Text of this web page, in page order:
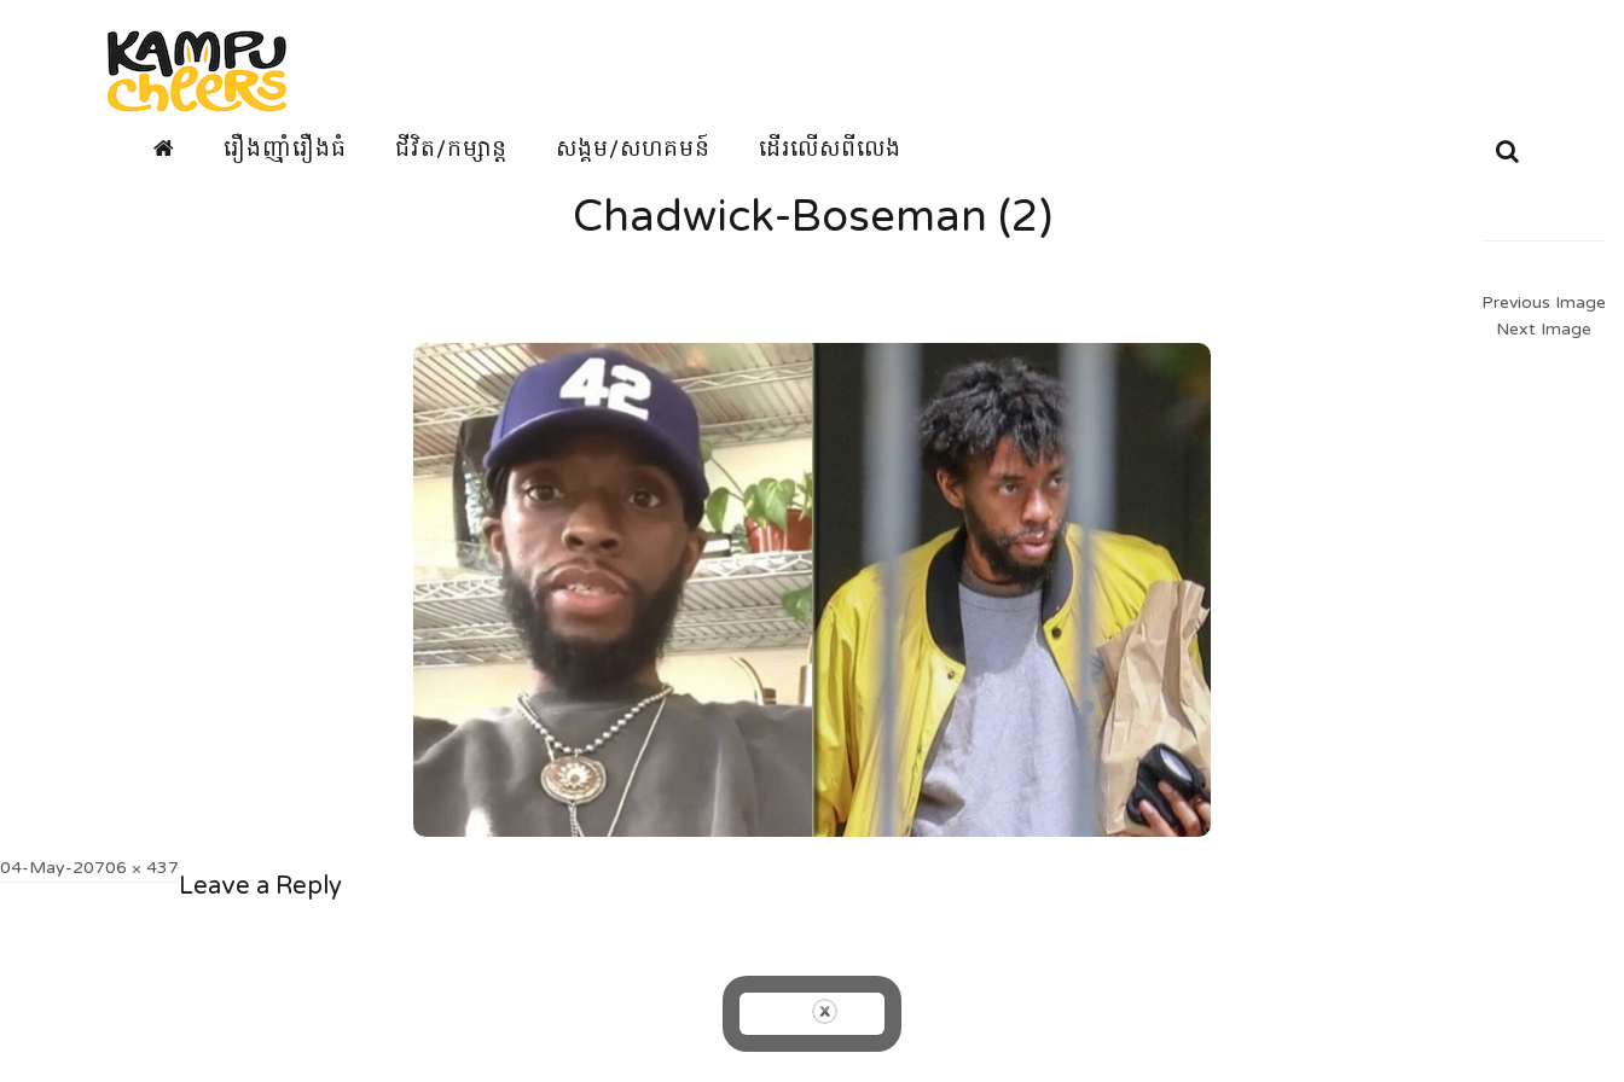
រឿងញ៉ាំរឿងធំ ជីវិត/កម្សាន្ត សង្គម/សហគមន៍ ដើរលើសពីលេង
Chadwick-Boseman (2)
Previous Image
Next Image
Posted
04-May-20Full
706 × 437
Leave a Reply